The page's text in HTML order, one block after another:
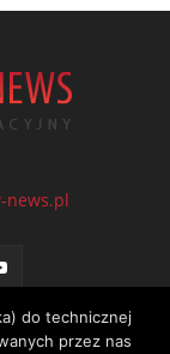
news.pl
do technicznej
przez nas